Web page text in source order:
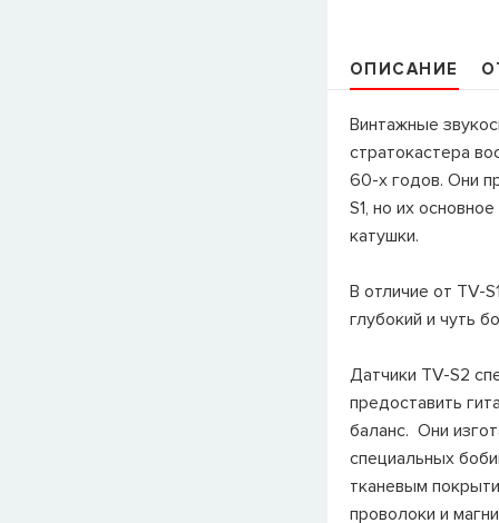
ОПИСАНИЕ
Винтажные
стратокастера
60-х годов. Они
S1, но их
катушки.
В отличие от TV-
глубокий и чуть
Датчики TV-S2
предоставить
баланс. Они
специальных
тканевым
проволоки и